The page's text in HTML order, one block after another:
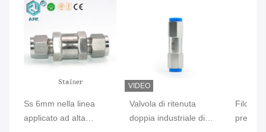
Ss 6mm nella linea
applicato ad alta
VIDEO
Valvola di ritenuta
doppia industriale di
Filo